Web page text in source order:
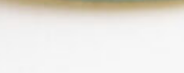
mediterranem Gemüse ·